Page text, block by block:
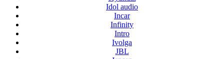
Idol audio
Incar
Infinity
Intro
Ivolga
JBL